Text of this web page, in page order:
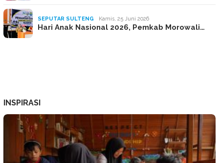
SEPUTAR SULTENG Kamis, 25 Juni 2026
Hari Anak Nasional 2026, Pemkab Morowali…
INSPIRASI